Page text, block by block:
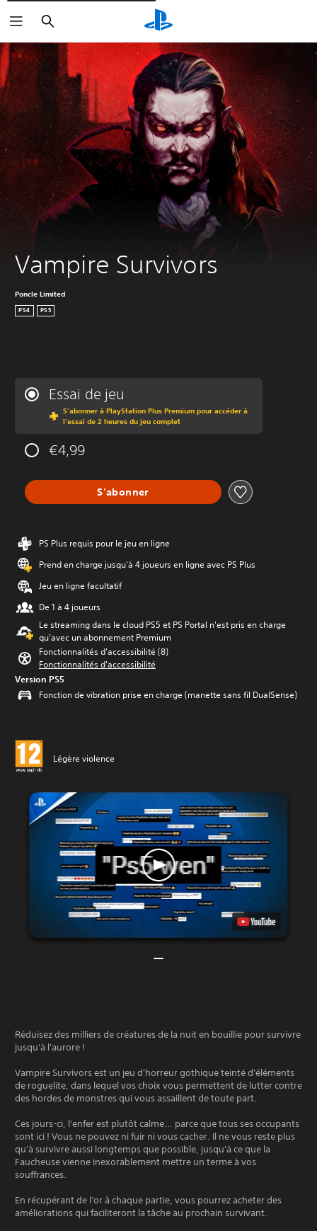
Rechercher
Vampire Survivors
Poncle Limited
PS4 PS5
Essai de jeu
S'abonner à PlayStation Plus Premium pour accéder à
l'essai de 2 heures du jeu complet
€4,99
S'abonner
PS Plus requis pour le jeu en ligne
Prend en charge jusqu'à 4 joueurs en ligne avec PS Plus
Jeu en ligne facultatif
De 1 à 4 joueurs
Le streaming dans le cloud PS5 et PS Portal n'est pris en charge
qu'avec un abonnement Premium
Fonctionnalités d'accessibilité (8)
Fonctionnalités d'accessibilité
Version PS5
Fonction de vibration prise en charge (manette sans fil DualSense)
Légère violence
Réduisez des milliers de créatures de la nuit en bouillie pour survivre
jusqu'à l'aurore !
Vampire Survivors est un jeu d'horreur gothique teinté d'éléments
de roguelite, dans lequel vos choix vous permettent de lutter contre
des hordes de monstres qui vous assaillent de toute part.
Ces jours-ci, l'enfer est plutôt calme... parce que tous ses occupants
sont ici ! Vous ne pouvez ni fuir ni vous cacher. Il ne vous reste plus
qu'à survivre aussi longtemps que possible, jusqu'à ce que la
Faucheuse vienne inexorablement mettre un terme à vos
souffrances.
En récupérant de l'or à chaque partie, vous pourrez acheter des
améliorations qui faciliteront la tâche au prochain survivant.